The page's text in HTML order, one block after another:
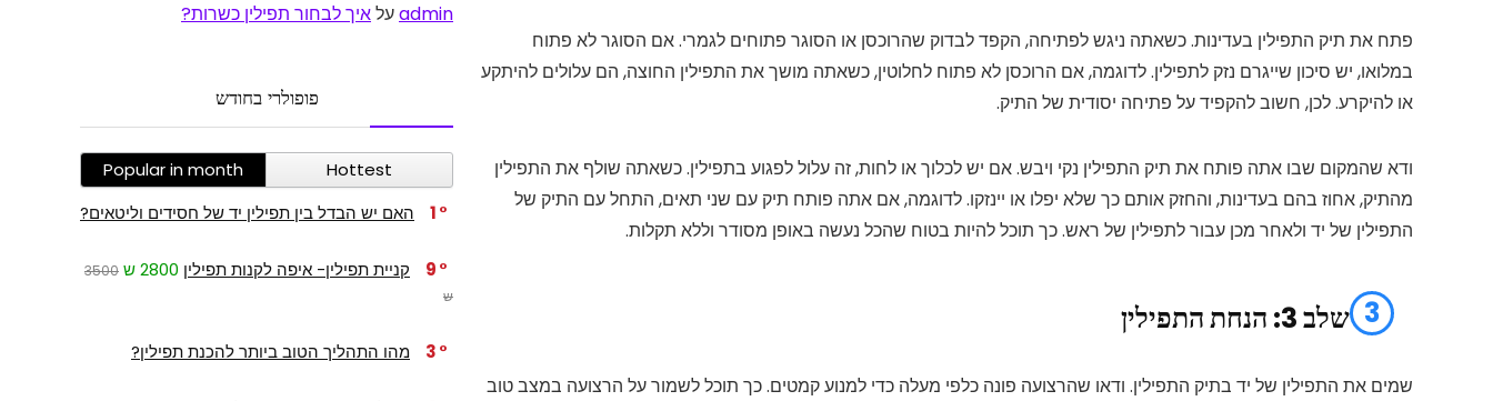
פתח את תיק התפילין בעדינות. כשאתה ניגש לפתיחה, הקפד לבדוק שהרוכסן או הסוגר פתוחים לגמרי. אם הסוגר לא פתוח
במלואו, יש סיכון שייגרם נזק לתפילין. לדוגמה, אם הרוכסן לא פתוח לחלוטין, כשאתה מושך את התפילין החוצה, הם עלולים להיתקע
או להיקרע. לכן, חשוב להקפיד על פתיחה יסודית של התיק.
ודא שהמקום שבו אתה פותח את תיק התפילין נקי ויבש. אם יש לכלוך או לחות, זה עלול לפגוע בתפילין. כשאתה שולף את התפילין
מהתיק, אחוז בהם בעדינות, והחזק אותם כך שלא יפלו או יינזקו. לדוגמה, אם אתה פותח תיק עם שני תאים, התחל עם התיק של
התפילין של יד ולאחר מכן עבור לתפילין של ראש. כך תוכל להיות בטוח שהכל נעשה באופן מסודר וללא תקלות.
3 שלב 3: הנחת התפילין
שמים את התפילין של יד בתיק התפילין. ודאו שהרצועה פונה כלפי מעלה כדי למנוע קמטים. כך תוכל לשמור על הרצועה במצב טוב
adminעלאיך לבחור תפילין כשרות?
פופולרי בחודש
Popular in month
Hottest
1
האם יש הבדל בין תפילין יד של חסידים וליטאים?
9 קניית תפילין- איפה לקנות תפילין 2800 ש
3500
ש
3 מהו התהליך הטוב ביותר להכנת תפילין?